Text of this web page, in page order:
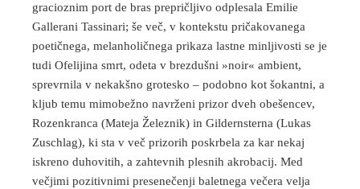
gracioznim port de bras prepričljivo odplesala Emilie
Gallerani Tassinari; še več, v kontekstu pričakovanega
poetičnega, melanholičnega prikaza lastne minljivosti se je
tudi Ofelijina smrt, odeta v brezdušni »noir« ambient,
sprevrnila v nekakšno grotesko – podobno kot šokantni, a
kljub temu mimobežno navrženi prizor dveh obešencev,
Rozenkranca (Mateja Železnik) in Gildernsterna (Lukas
Zuschlag), ki sta v več prizorih poskrbela za kar nekaj
iskreno duhovitih, a zahtevnih plesnih akrobacij. Med
večjimi pozitivnimi presenečenji baletnega večera velja